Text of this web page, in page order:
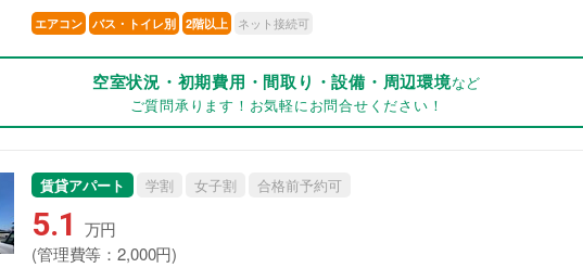
エアコン バス・トイレ別 2階以上 ネット接続可
空室状況・初期費用・間取り・設備・周辺環境など
ご質問承ります！お気軽にお問合せください！
賃貸アパート 学割 女子割 合格前予約可
5.1 万円
(管理費等：2,000円)